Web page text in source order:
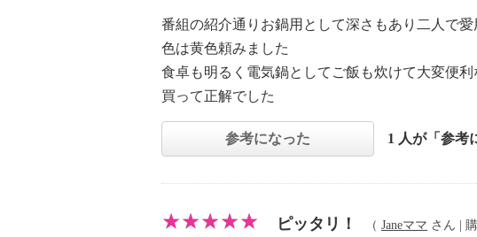
番組の紹介通りお鍋用として深さもあり二人で
色は黄色頼みました
食卓も明るく電気鍋としてご飯も炊けて大変便
買って正解でした
参考になった 1 人が「参考
ピッタリ！ （ Janeママ さん |